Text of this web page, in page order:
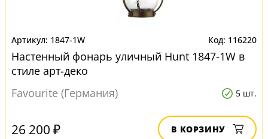
1847-1W 116220
Настенный фонарь уличный Hunt 1847-1W в
стиле арт-деко
Favourite (Германия)
5 шт.
26 200 ₽ В КОРЗИНУ